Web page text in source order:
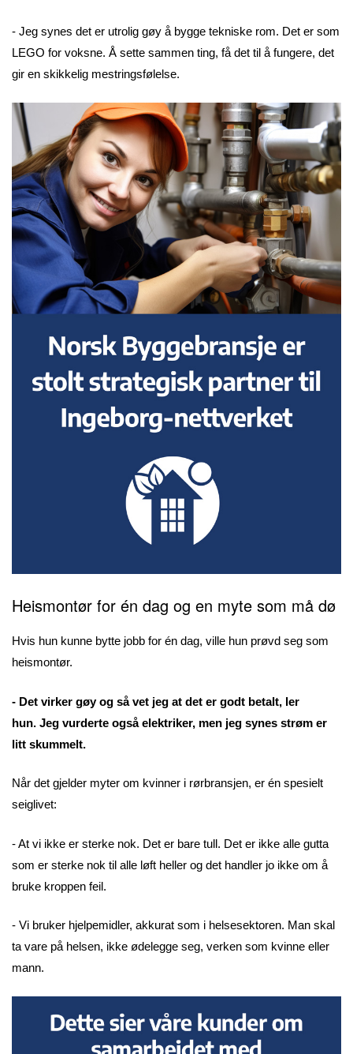
- Jeg synes det er utrolig gøy å bygge tekniske rom. Det er som
LEGO for voksne. Å sette sammen ting, få det til å fungere, det
gir en skikkelig mestringsfølelse.
Heismontør for én dag og en myte som må dø
Hvis hun kunne bytte jobb for én dag, ville hun prøvd seg som
heismontør.
- Det virker gøy og så vet jeg at det er godt betalt, ler
hun. Jeg vurderte også elektriker, men jeg synes strøm er
litt skummelt.
Når det gjelder myter om kvinner i rørbransjen, er én spesielt
seiglivet:
- At vi ikke er sterke nok. Det er bare tull. Det er ikke alle gutta
som er sterke nok til alle løft heller og det handler jo ikke om å
bruke kroppen feil.
- Vi bruker hjelpemidler, akkurat som i helsesektoren. Man skal
ta vare på helsen, ikke ødelegge seg, verken som kvinne eller
mann.